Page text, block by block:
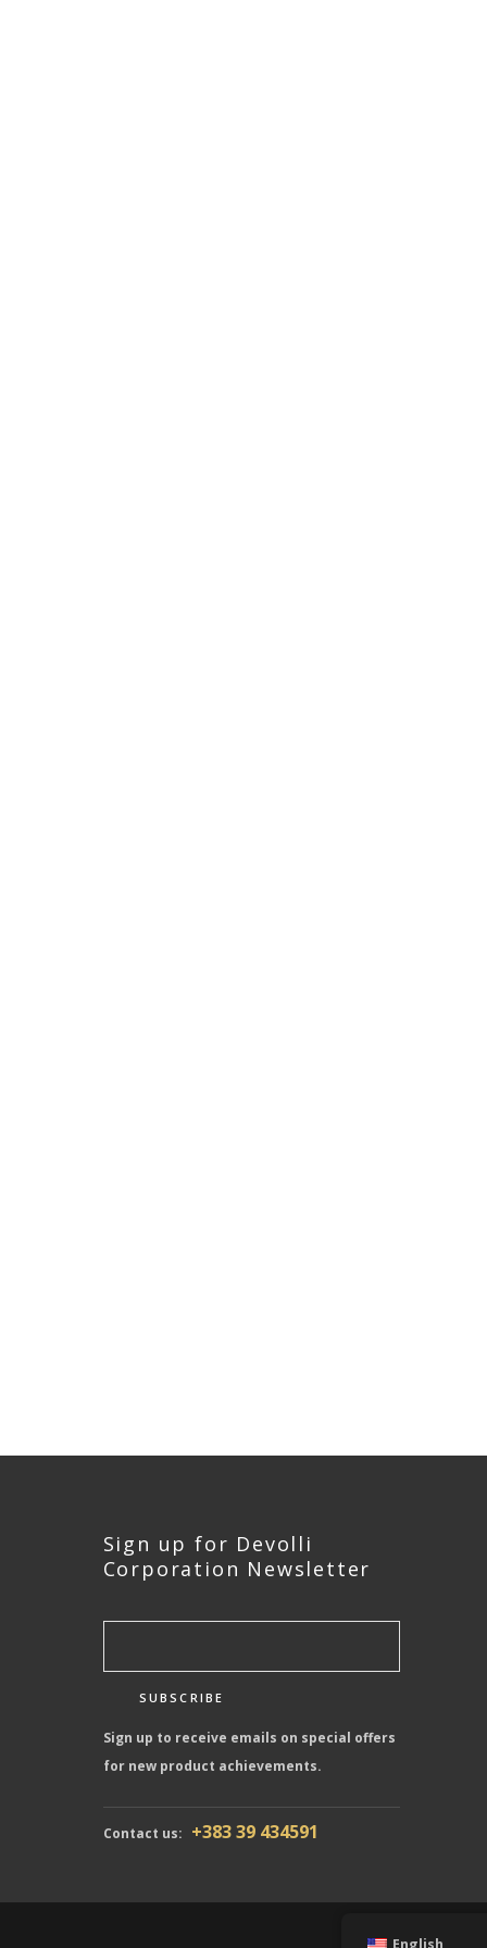
Sign up for Devolli
Corporation Newsletter
Sign up to receive emails on special offers
for new product achievements.
Contact us: +383 39 434591
English